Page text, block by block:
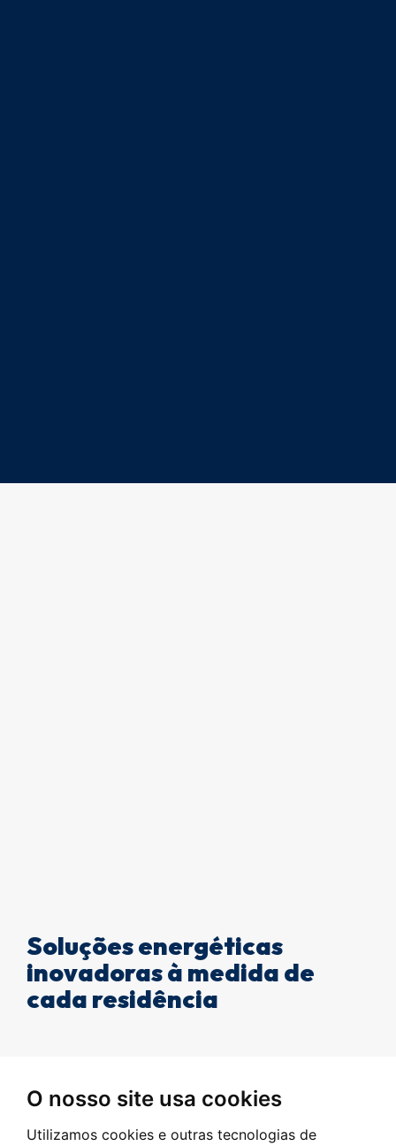
O nosso site usa cookies
Utilizamos cookies e outras tecnologias de
Soluções energéticas
inovadoras à medida de
cada residência
Com uma visão voltada para a redução do
empenha-se em proporcionar soluções